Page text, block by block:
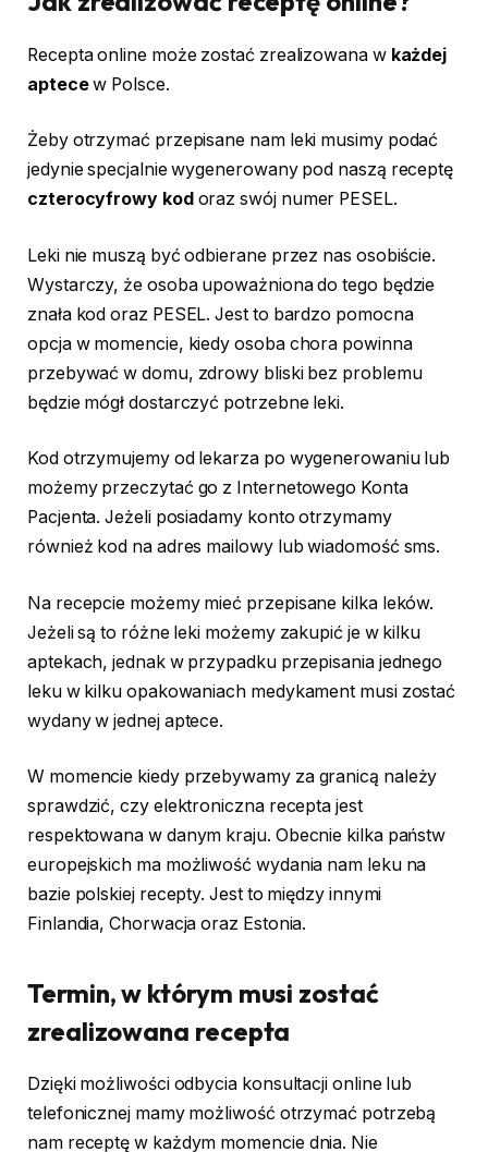
Recepta online może zostać zrealizowana w każdej
aptecew Polsce.
Żeby otrzymać przepisane nam leki musimy podać
jedynie specjalnie wygenerowany pod naszą receptę
czterocyfrowy kodoraz swój numer PESEL.
Leki nie muszą być odbierane przez nas osobiście.
Wystarczy, że osoba upoważniona do tego będzie
znała kod oraz PESEL. Jest to bardzo pomocna
opcja w momencie, kiedy osoba chora powinna
przebywać w domu, zdrowy bliski bez problemu
będzie mógł dostarczyć potrzebne leki.
Kod otrzymujemy od lekarza po wygenerowaniu lub
możemy przeczytać go z Internetowego Konta
Pacjenta. Jeżeli posiadamy konto otrzymamy
również kod na adres mailowy lub wiadomość sms.
Na recepcie możemy mieć przepisane kilka leków.
Jeżeli są to różne leki możemy zakupić je w kilku
aptekach, jednak w przypadku przepisania jednego
leku w kilku opakowaniach medykament musi zostać
wydany w jednej aptece.
W momencie kiedy przebywamy za granicą należy
sprawdzić, czy elektroniczna recepta jest
respektowana w danym kraju. Obecnie kilka państw
europejskich ma możliwość wydania nam leku na
bazie polskiej recepty. Jest to między innymi
Finlandia, Chorwacja oraz Estonia.
Termin, w którym musi zostać
zrealizowana recepta
Dzięki możliwości odbycia konsultacji online lub
telefonicznej mamy możliwość otrzymać potrzebą
nam receptę w każdym momencie dnia. Nie